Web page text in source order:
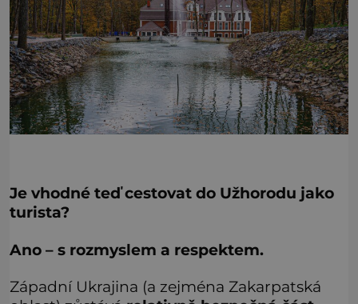
Je vhodné teď cestovat do Užhorodu jako
turista?
Ano – s rozmyslem a respektem.
Západní Ukrajina (a zejména Zakarpatská